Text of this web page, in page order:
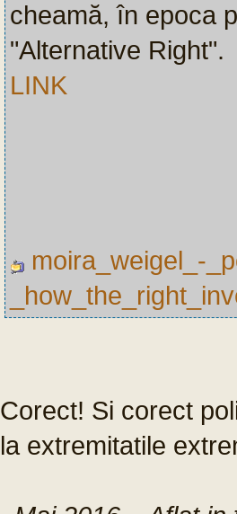
cheamă, în epoca
"Alternative Right".
LINK
moira_weigel_-
Corect! Si corect
la extremitatile